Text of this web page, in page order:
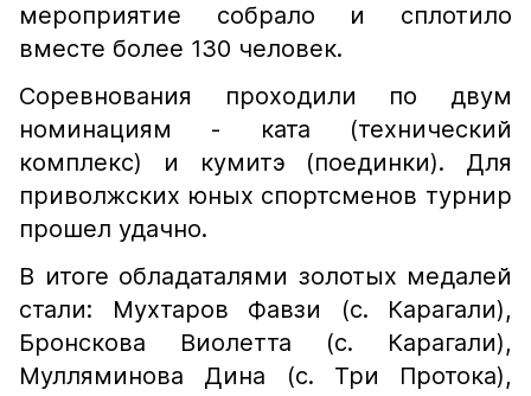
мероприятие собрало и сплотило
вместе более 130 человек.
Соревнования проходили по двум
номинациям - ката (технический
комплекс) и кумитэ (поединки). Для
приволжских юных спортсменов турнир
прошел удачно.
В итоге обладаталями золотых медалей
стали: Мухтаров Фавзи (с. Карагали),
Бронскова Виолетта (с. Карагали),
Мулляминова Дина (с. Три Протока),